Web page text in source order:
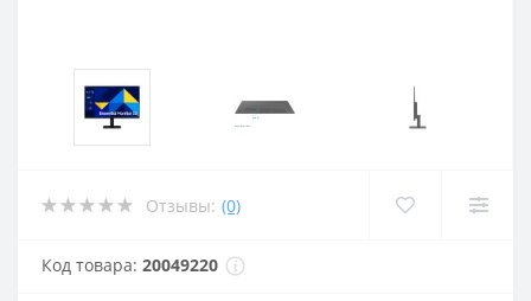
Отзывы: (0)
Код товара: 20049220